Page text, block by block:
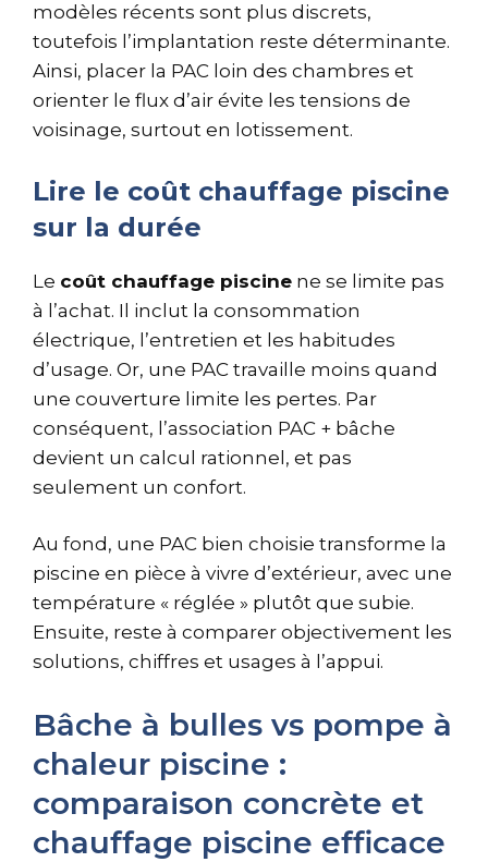
modèles récents sont plus discrets,
toutefois l’implantation reste déterminante.
Ainsi, placer la PAC loin des chambres et
orienter le flux d’air évite les tensions de
voisinage, surtout en lotissement.
Lire le coût chauffage piscine
sur la durée
Le coût chauffage piscine ne se limite pas
à l’achat. Il inclut la consommation
électrique, l’entretien et les habitudes
d’usage. Or, une PAC travaille moins quand
une couverture limite les pertes. Par
conséquent, l’association PAC + bâche
devient un calcul rationnel, et pas
seulement un confort.
Au fond, une PAC bien choisie transforme la
piscine en pièce à vivre d’extérieur, avec une
température « réglée » plutôt que subie.
Ensuite, reste à comparer objectivement les
solutions, chiffres et usages à l’appui.
Bâche à bulles vs pompe à
chaleur piscine :
comparaison concrète et
chauffage piscine efficace